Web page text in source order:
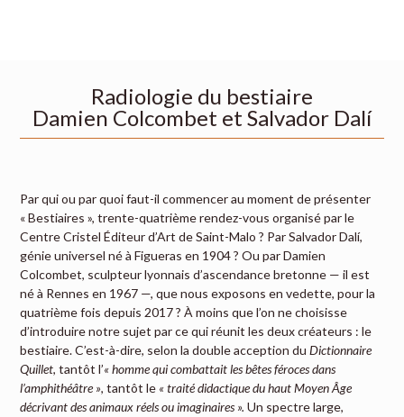
Radiologie du bestiaire
Damien Colcombet et Salvador Dalí
Par qui ou par quoi faut-il commencer au moment de présenter
« Bestiaires », trente-quatrième rendez-vous organisé par le
Centre Cristel Éditeur d’Art de Saint-Malo ? Par Salvador Dalí,
génie universel né à Figueras en 1904 ? Ou par Damien
Colcombet, sculpteur lyonnais d’ascendance bretonne — il est
né à Rennes en 1967 —, que nous exposons en vedette, pour la
quatrième fois depuis 2017 ? À moins que l’on ne choisisse
d’introduire notre sujet par ce qui réunit les deux créateurs : le
bestiaire. C’est-à-dire, selon la double acception duDictionnaire
Quillet, tantôt l’« homme qui combattait les bêtes féroces dans
l’amphithéâtre », tantôt le « traité didactique du haut Moyen Âge
décrivant des animaux réels ou imaginaires ». Un spectre large,